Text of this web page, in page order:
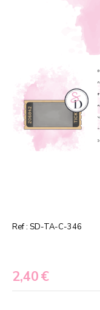
Ref : SD-TA-C-346
2,40€